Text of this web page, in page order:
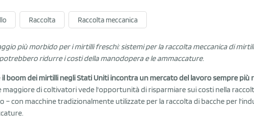
Raccolta Raccolta meccanica
più morbido per i mirtilli freschi: sistemi per la raccolta meccanica di
ridurre i costi della manodopera e le ammaccature.
il boom dei mirtilli negli Stati Uniti incontra un mercato del lavoro sempre
maggiore di coltivatori vede l'opportunità di risparmiare sui costi nella
– con macchine tradizionalmente utilizzate per la raccolta di bacche per